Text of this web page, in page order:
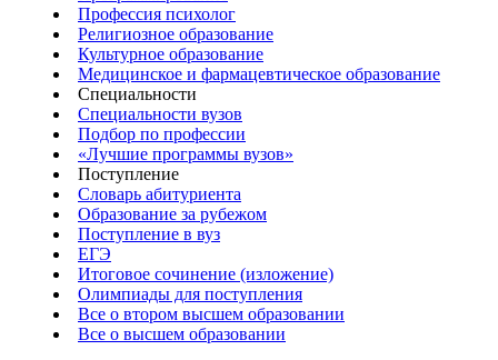
Профессия психолог
Религиозное образование
Культурное образование
Медицинское и фармацевтическое образование
Специальности
Специальности вузов
Подбор по профессии
«Лучшие программы вузов»
Поступление
Словарь абитуриента
Образование за рубежом
Поступление в вуз
ЕГЭ
Итоговое сочинение (изложение)
Олимпиады для поступления
Все о втором высшем образовании
Все о высшем образовании